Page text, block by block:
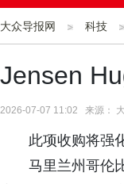
社会 国际
大众导报网 科技
Jensen
2026-07-07 11:02 来源：
此项收购将强
马里兰州哥伦